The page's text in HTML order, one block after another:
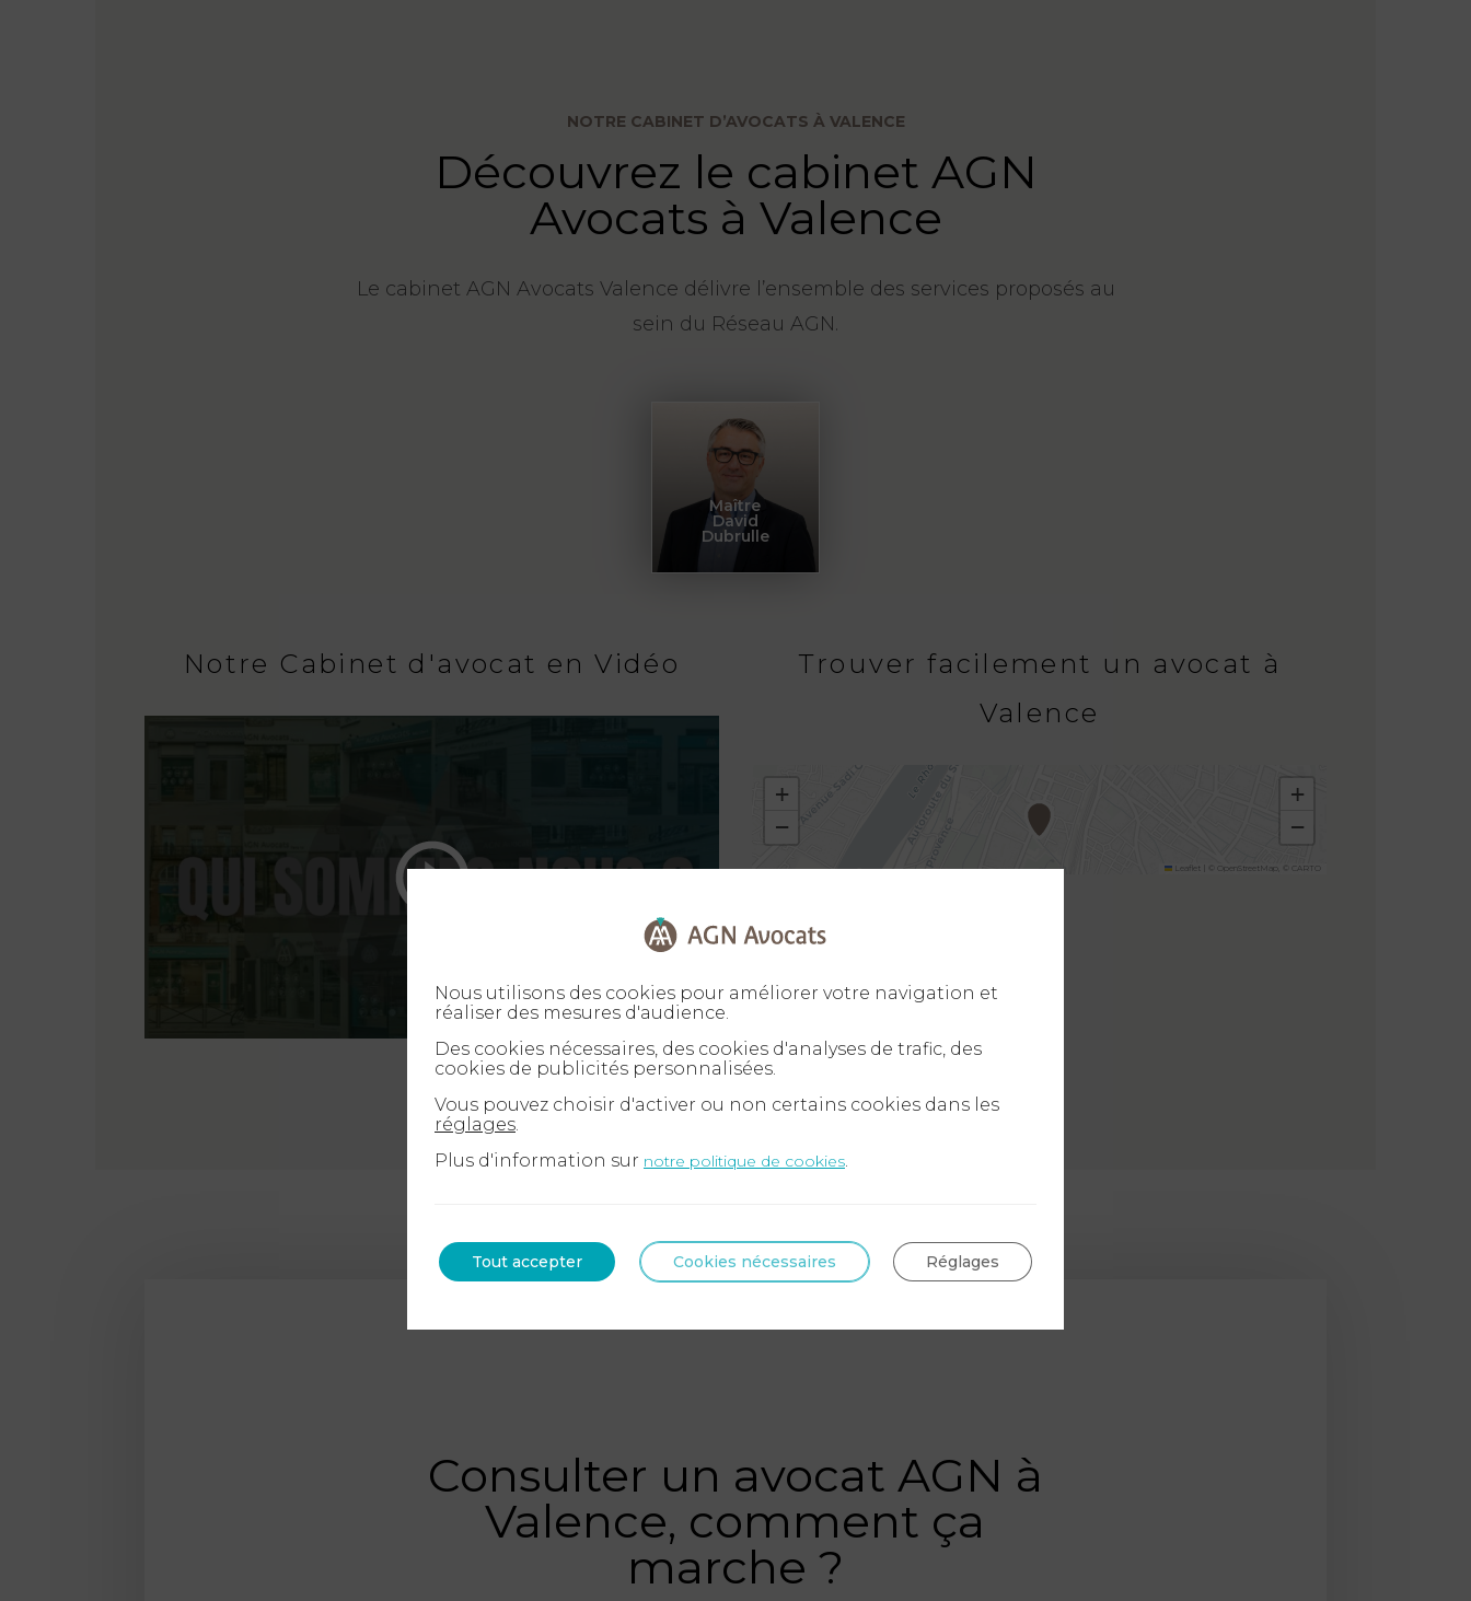
NOTRE CABINET D’AVOCATS À VALENCE
Découvrez le cabinet AGN
Avocats à Valence
Le cabinet AGN Avocats Valence délivre l’ensemble des services proposés au
sein du Réseau AGN.
Maître
David
Dubrulle
Notre Cabinet d'avocat en Vidéo
Trouver facilement un avocat à
Valence
+
−
+
−
Leaflet OpenStreetMap CARTO
Consulter un avocat AGN à
Valence, comment ça
marche ?
Nous utilisons des cookies pour améliorer votre navigation et
réaliser des mesures d'audience.
Des cookies nécessaires, des cookies d'analyses de trafic, des
cookies de publicités personnalisées.
Vous pouvez choisir d'activer ou non certains cookies dans les
réglages
Plus d'information sur notre politique de cookies
Tout accepter Cookies nécessaires Réglages